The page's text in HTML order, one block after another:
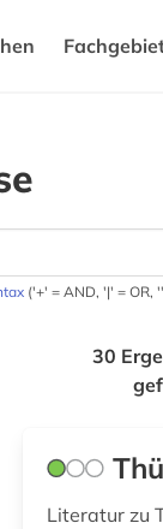
('+' = AND, '|' = OR,
30
Literatur zu